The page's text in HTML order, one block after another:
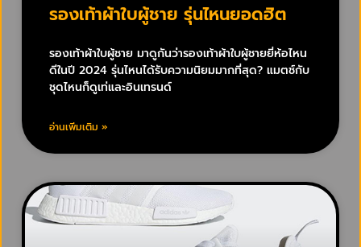
รองเท้าผ้าใบผู้ชาย รุ่นไหนยอดฮิต
รองเท้าผ้าใบผู้ชาย มาดูกันว่ารองเท้าผ้าใบผู้ชายยี่ห้อไหน
ดีในปี 2024 รุ่นไหนได้รับความนิยมมากที่สุด? แมตช์กับ
ชุดไหนก็ดูเท่และอินเทรนด์
อ่านเพิ่มเติม »